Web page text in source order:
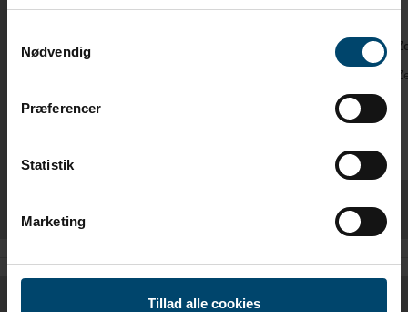
Nødvendig
Præferencer
Statistik
Marketing
Tillad alle cookies
DAFA dampsperretape
DAFA
DAFA
liner.